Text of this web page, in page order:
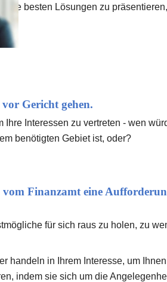
die besten Lösungen zu
vor Gericht gehen.
Interessen zu vertreten - wen
benötigten Gebiet ist, oder?
vom Finanzamt eine
für sich raus zu holen, zu
handeln in Ihrem Interesse, um
indem sie sich um die